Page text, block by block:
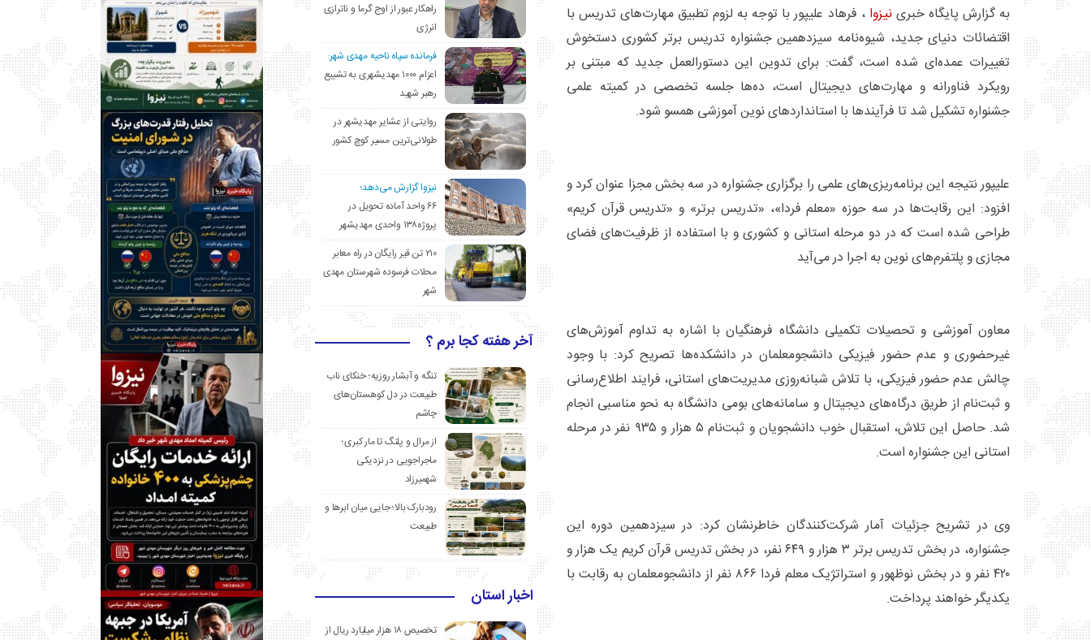
به گزارش پایگاه خبرینیزوا ، فرهاد علیپور با توجه به لزوم تطبیق مهارت‌های تدریس با
اقتضائات دنیای جدید، شیوه‌نامه سیزدهمین جشنواره تدریس برتر کشوری دستخوش
تغییرات عمده‌ای شده است، گفت: برای تدوین این دستورالعمل جدید که مبتنی بر
رویکرد فناورانه و مهارت‌های دیجیتال است، ده‌ها جلسه تخصصی در کمیته علمی
جشنواره تشکیل شد تا فرآیند‌ها با استاندارد‌های نوین آموزشی همسو شود.
علیپور نتیجه این برنامه‌ریزی‌های علمی را برگزاری جشنواره در سه بخش مجزا عنوان کرد و
افزود: این رقابت‌ها در سه حوزه «معلم فردا»، «تدریس برتر» و «تدریس قرآن کریم»
طراحی شده است که در دو مرحله استانی و کشوری و با استفاده از ظرفیت‌های فضای
مجازی و پلتفرم‌های نوین به اجرا در می‌آید
معاون آموزشی و تحصیلات تکمیلی دانشگاه فرهنگیان با اشاره به تداوم آموزش‌های
غیرحضوری و عدم حضور فیزیکی دانشجومعلمان در دانشکده‌ها تصریح کرد: با وجود
چالش عدم حضور فیزیکی، با تلاش شبانه‌روزی مدیریت‌های استانی، فرایند اطلاع‌رسانی
و ثبت‌نام از طریق درگاه‌های دیجیتال و سامانه‌های بومی دانشگاه به نحو مناسبی انجام
شد. حاصل این تلاش، استقبال خوب دانشجویان و ثبت‌نام ۵ هزار و ۹۳۵ نفر در مرحله
استانی این جشنواره است.
وی در تشریح جزئیات آمار شرکت‌کنندگان خاطرنشان کرد: در سیزدهمین دوره این
جشنواره، در بخش تدریس برتر ۳ هزار و ۶۴۹ نفر، در بخش تدریس قرآن کریم یک هزار و
۴۲۰ نفر و در بخش نوظهور و استراتژیک معلم فردا ۸۶۶ نفر از دانشجومعلمان به رقابت با
یکدیگر خواهند پرداخت.
راهکار عبور از اوج گرما و ناترازی
انرژی
فرمانده سپاه ناحیه مهدی شهر:
اعزام ۱۰۰۰ مهدیشهری به تشییع
رهبر شهید
روایتی از عشایر مهدیشهر در
طولانی‌ترین مسیر کوچ کشور
نیزوا گزارش می‌دهد؛
۶۶ واحد آماده تحویل در
پروژه۱۳۸ واحدی مهدیشهر
۲۱۰ تن قیر رایگان در راه معابر
محلات فرسوده شهرستان مهدی
شهر
آخر هفته کجا برم ؟
تنگه و آبشار روزیه؛ خنکای ناب
طبیعت در دل کوهستان‌های
چاشم
از مرال و پلنگ تا مار کبری؛
ماجراجویی در نزدیکی
شهمیرزاد
رودبارک بالا؛ جایی میان ابرها و
طبیعت
اخبار استان
تخصیص ۱۸ هزار میلیارد ریال از